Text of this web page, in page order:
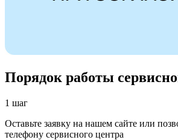
Порядок работы
1 шаг
Оставьте заявку на нашем сайте или
телефону сервисного центра